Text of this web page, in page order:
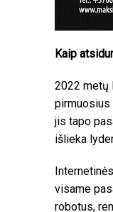
Kaip
2022 metų
pirmuosius
jis tapo
išlieka
visame
robotus,